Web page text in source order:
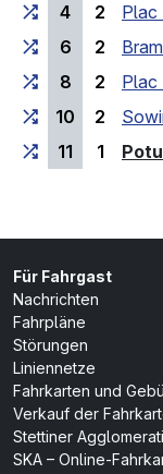
4
2
Plac
6
2
8
2
Plac
10
2
11
1
Für Fahrgast
Nachrichten
Fahrpläne
Störungen
Liniennetze
Fahrkarten und
Verkauf der
Stettiner
SKA – Online-